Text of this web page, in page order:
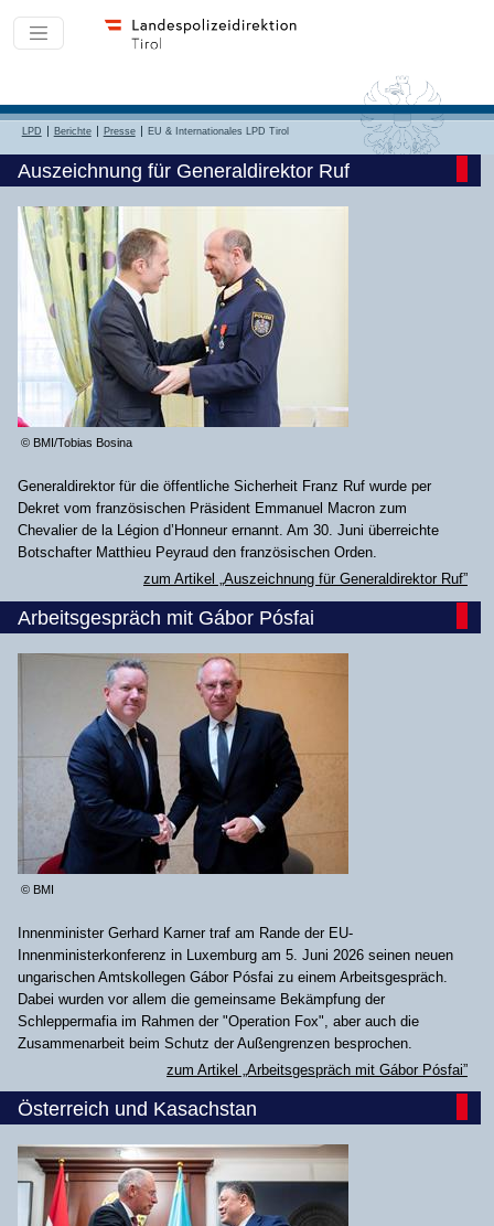
LPD Berichte Presse EU & Internationales LPD Tirol
Auszeichnung für Generaldirektor Ruf
© BMI/Tobias Bosina
Generaldirektor für die öffentliche Sicherheit Franz Ruf wurde per
Dekret vom französischen Präsident Emmanuel Macron zum
Chevalier de la Légion d’Honneur ernannt. Am 30. Juni überreichte
Botschafter Matthieu Peyraud den französischen Orden.
zum Artikel „Auszeichnung für Generaldirektor Ruf”
Arbeitsgespräch mit Gábor Pósfai
© BMI
Innenminister Gerhard Karner traf am Rande der EU-
Innenministerkonferenz in Luxemburg am 5. Juni 2026 seinen neuen
ungarischen Amtskollegen Gábor Pósfai zu einem Arbeitsgespräch.
Dabei wurden vor allem die gemeinsame Bekämpfung der
Schleppermafia im Rahmen der "Operation Fox", aber auch die
Zusammenarbeit beim Schutz der Außengrenzen besprochen.
zum Artikel „Arbeitsgespräch mit Gábor Pósfai”
Österreich und Kasachstan